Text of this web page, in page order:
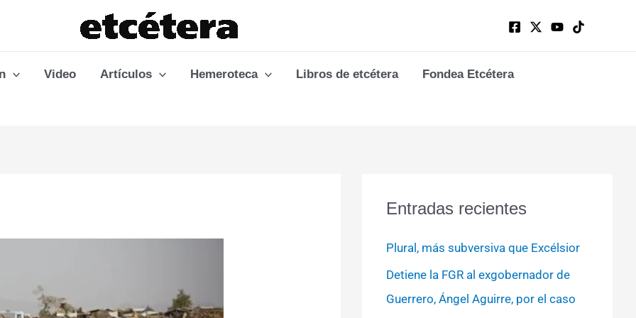
Video Artículos Hemeroteca Libros de etcétera Fondea Etcétera
Entradas recientes
Plural, más subversiva que Excélsior
Detiene la FGR al exgobernador de
Guerrero, Ángel Aguirre, por el caso